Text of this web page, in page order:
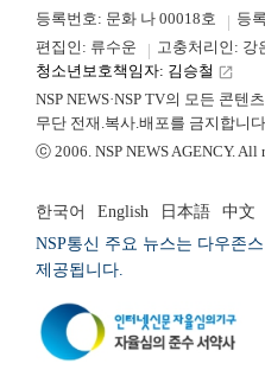
등록번호: 문화 나 00018호
등
편집인: 류수운
고충처리인: 강
청소년보호책임자: 김승철 launch
NSP NEWS·NSP TV의 모든 콘텐
무단 전재.복사.배포를 금지합니
ⓒ 2006. NSP NEWS AGENCY. All
한국어 English 日本語 中文
NSP통신 주요 뉴스는 다우존
제공됩니다.